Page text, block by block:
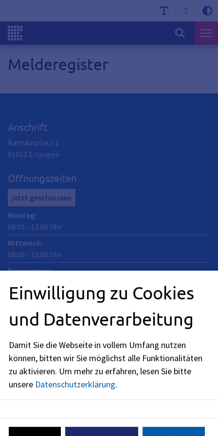
Melderegister
Anschrift
Rathausplatz 1
91052 Erlangen
Öffnungszeiten
jetzt geschlossen
Montag:
08:00 - 12:00 Uhr
Mittwoch:
08:00 - 12:00 Uhr
Donnerstag:
Montag: 08:00 – 12:00 Uhr
Mittwoch: 08:00 – 12:00 Uhr
Donnerstag: 08:00 – 12:00 Uhr
Freitag: 08:00 – 12:00 Uhr
Einwilligung zu Cookies
und Datenverarbeitung
Damit Sie die Webseite in vollem Umfang nutzen
können, bitten wir Sie möglichst alle Funktionalitäten
zu aktivieren. Um mehr zu erfahren, lesen Sie bitte
unsere Datenschutzerklärung.